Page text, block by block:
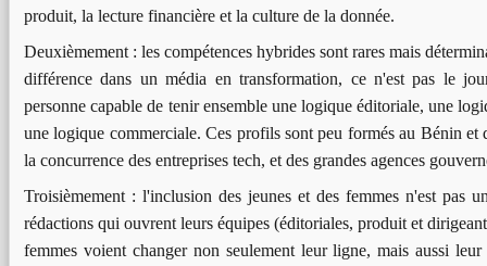
produit, la lecture financière et la culture de la donnée.
Deuxièmement : les compétences hybrides sont rares mais
différence dans un média en transformation, ce n'est pas le
personne capable de tenir ensemble une logique éditoriale, une
une logique commerciale. Ces profils sont peu formés au Bénin et
la concurrence des entreprises tech, et des grandes agences
Troisièmement : l'inclusion des jeunes et des femmes n'est pas
rédactions qui ouvrent leurs équipes (éditoriales, produit et
femmes voient changer non seulement leur ligne, mais aussi